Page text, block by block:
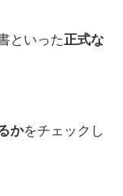
といった正式な
かをチェックし